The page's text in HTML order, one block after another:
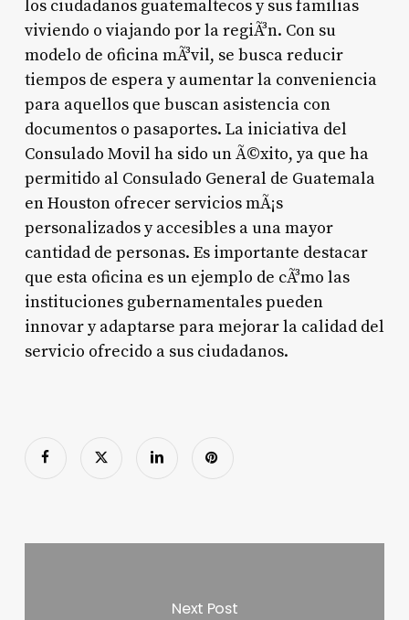
los ciudadanos guatemaltecos y sus familias
viviendo o viajando por la regiÃ³n. Con su
modelo de oficina mÃ³vil, se busca reducir
tiempos de espera y aumentar la conveniencia
para aquellos que buscan asistencia con
documentos o pasaportes. La iniciativa del
Consulado Movil ha sido un Ã©xito, ya que ha
permitido al Consulado General de Guatemala
en Houston ofrecer servicios mÃ¡s
personalizados y accesibles a una mayor
cantidad de personas. Es importante destacar
que esta oficina es un ejemplo de cÃ³mo las
instituciones gubernamentales pueden
innovar y adaptarse para mejorar la calidad del
servicio ofrecido a sus ciudadanos.
Next Post